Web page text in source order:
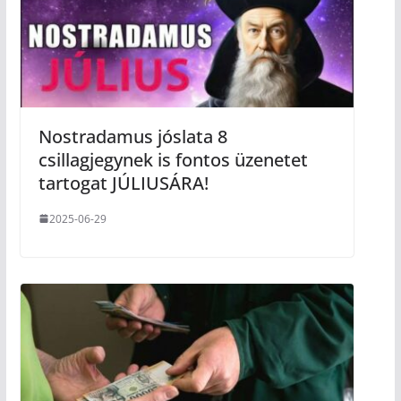
Nostradamus jóslata 8
csillagjegynek is fontos üzenetet
tartogat JÚLIUSÁRA!
2025-06-29